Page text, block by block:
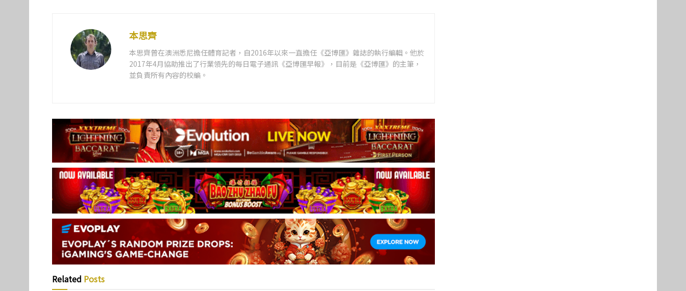
本思齊
本思齊曾在澳洲悉尼擔任體育記者，自2016年以來一直擔任《亞博匯》雜誌的執行編輯。他於
2017年4月協助推出了行業領先的每日電子通訊《亞博匯早報》，目前是《亞博匯》的主筆，
並負責所有內容的校編。
Related Posts